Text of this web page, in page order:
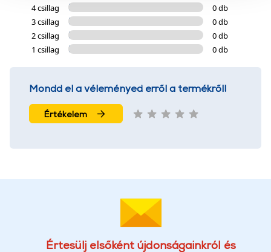
használatával Ön elfogadja a cookie-k használatát.
További információk:
Adatvédelem
4 csillag
0 db
3 csillag
0 db
2 csillag
0 db
1 csillag
0 db
Mondd el a véleményed erről a termékről!
Értékelem
Értesülj elsőként újdonságainkról és